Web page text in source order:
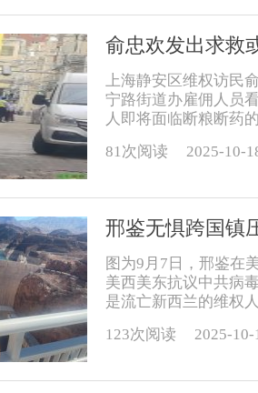
俞忠欢发出求救
上海静安区维权访民
宁路街道办雇佣人员
人即将面临断粮断药
81次阅读
2025-10-
邢鉴无惧跨国镇
图为9月7日，邢鉴在
美西美东抗议中共病
是流亡新西兰的维权
123次阅读
2025-